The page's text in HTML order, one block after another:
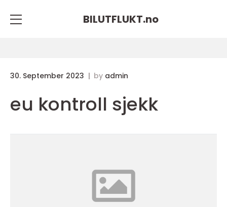
BILUTFLUKT.no
30. September 2023 by admin
eu kontroll sjekk